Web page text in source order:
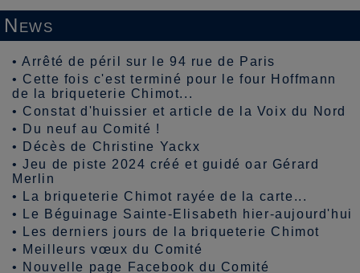
News
•Arrêté de péril sur le 94 rue de Paris
• Cette fois c'est terminé pour le four Hoffmann
de la briqueterie Chimot...
• Constat d'huissier et article de la Voix du Nord
•
Du neuf au Comité !
•
Décès de Christine Yackx
•Jeu de piste 2024 créé et guidé oar Gérard
Merlin
•
La briqueterie Chimot rayée de la carte...
•
Le Béguinage Sainte-Elisabeth hier-aujourd'hui
•
Les derniers jours de la briqueterie Chimot
• Meilleurs vœux du Comité
• Nouvelle page Facebook du Comité